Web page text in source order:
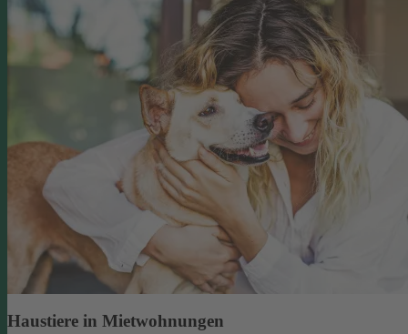
Haustiere in Mietwohnungen